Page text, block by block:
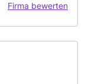
Firma bewerten